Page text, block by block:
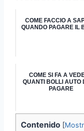
COME FACCIO A
QUANDO PAGARE IL
COME SI FA A
QUANTI BOLLI AUTO
PAGARE
Contenido [